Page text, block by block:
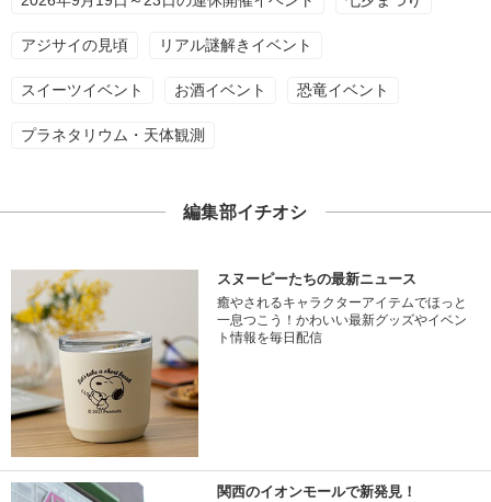
アジサイの見頃 リアル謎解きイベント
スイーツイベント お酒イベント 恐竜イベント
プラネタリウム・天体観測
編集部イチオシ
スヌーピーたちの最新ニュース
癒やされるキャラクターアイテムでほっと
一息つこう！かわいい最新グッズやイベン
ト情報を毎日配信
関西のイオンモールで新発見！